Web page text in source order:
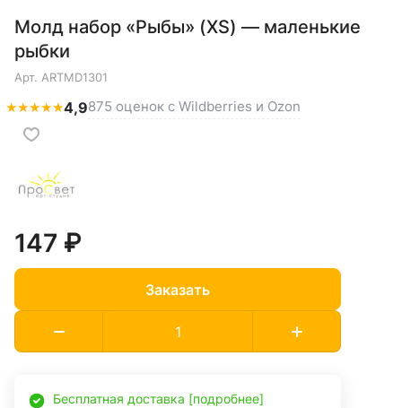
Молд набор «Рыбы» (XS) — маленькие
рыбки
Арт. ARTMD1301
★★★★★4,9875 оценок с Wildberries и Ozon
147 ₽
Заказать
Бесплатная доставка [подробнее]